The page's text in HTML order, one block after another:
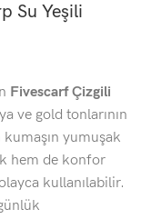
Su Yeşili
Fivescarf Çizgili
ve gold tonlarının
yumuşak
hem de konfor
kullanılabilir.